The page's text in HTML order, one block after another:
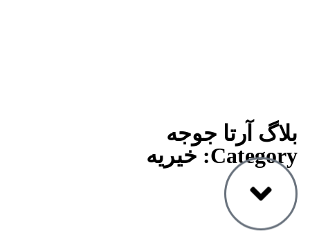
بلاگ آرتا جوجه
Category: خیریه